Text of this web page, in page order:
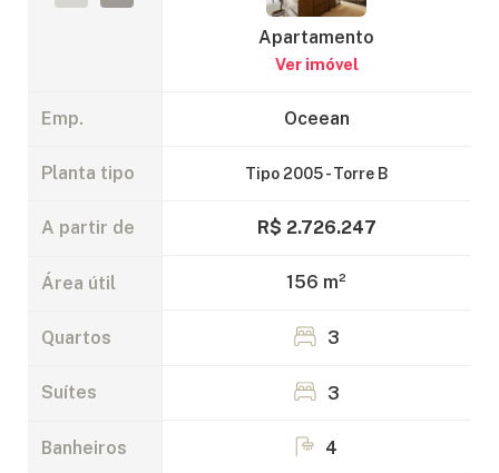
Emp.
Planta tipo
A partir de
Área útil
Quartos
Suítes
Banheiros
Apartamento
Ver imóvel
Oceean
Tipo 2005 - Torre B
R$ 2.726.247
156 m²
3
3
4